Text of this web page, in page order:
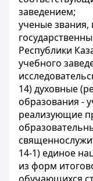
заведением;
ученые
Республики
учебного
14) духовные
образования -
реализующие
14-1) единое
из форм